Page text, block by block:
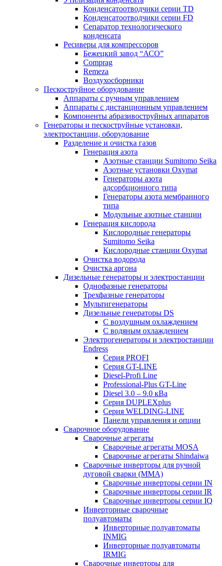
Конденсатоотводчики серии TD
Конденсатоотводчики серии FD
Сепаратор технологического
конденсата
Ресиверы для компрессоров
Бежецкий завод “АСО”
Comprag
Remeza
Воздухосборники
Пескоструйное оборудование
Аппараты с ручным управлением
Аппараты с дистанционным управлением
Компоненты абразивоструйных аппаратов
Генераторы и пескоструйные установки,
электростанции, оборудование
Разделение и очистка газов
Генерация азота
Азотные станции Sumitomo Seika
Азотные установки Oxymat
Генераторы азота
адсорбционного типа
Генераторы азота мембранного
типа
Модульные азотные станции
Генерация кислорода
Кислородные генераторы
Sumitomo Seika
Кислородные станции Oxymat
Очистка водорода
Очистка аргона
Дизельные генераторы и электростанции
Однофазные генераторы
Трехфазные генераторы
Мультигенераторы
Дизельные генераторы DS
С воздушным охлаждением
С водяным охлаждением
Электрогенераторы и электростанции
Endress
Серия PROFI
Серия GT-LINE
Diesel-Profi Line
Professional-Plus GT-Line
Diesel 3.0 – 9.0 кВа
Серия DUPLEXplus
Серия WELDING-LINE
Панели управления и опции
Сварочное оборудование
Сварочные агрегаты
Сварочные агрегаты MOSA
Сварочные агрегаты Shindaiwa
Сварочные инверторы для ручной
дуговой сварки (MMA)
Сварочные инверторы серии IN
Сварочные инверторы серии IR
Сварочные инверторы серии IQ
Инверторные сварочные
полуавтоматы
Инверторные полуавтоматы
INMIG
Инверторные полуавтоматы
IRMIG
Сварочные инверторы для